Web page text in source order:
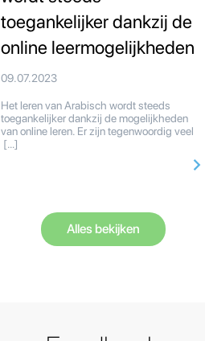
toegankelijker dankzij de
online leermogelijkheden
09.07.2023
Het leren van Arabisch wordt steeds
toegankelijker dankzij de mogelijkheden
van online leren. Er zijn tegenwoordig veel
[…]
Alles bekijken